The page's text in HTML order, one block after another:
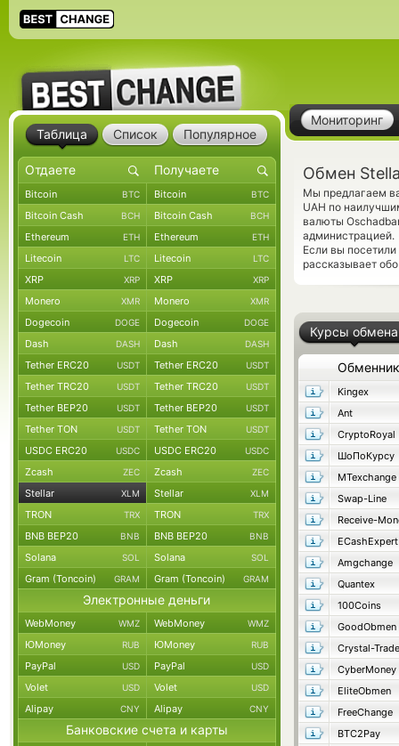
Мониторинг
Обмен
Мы предлагаем
UAH по
валюты
администрацией.
Если вы
рассказывает
Курсы обмена
Обменник
Kingex
Ant
CryptoRoyal
ШоПоКурсу
MTexchange
Swap-Line
Receive-
ECashExpert
Amgchange
Quantex
100Coins
GoodObmen
Crystal-Trade
CyberMoney
EliteObmen
FreeChange
BTC2Pay
Таблица Список Популярное
Bitcoin BTC Bitcoin BTC
Bitcoin Cash BCH Bitcoin Cash BCH
Ethereum ETH Ethereum ETH
Litecoin LTC Litecoin LTC
XRP XRP XRP XRP
Monero XMR Monero XMR
Dogecoin DOGE Dogecoin DOGE
Dash DASH Dash DASH
Tether ERC20 USDT Tether ERC20 USDT
Tether TRC20 USDT Tether TRC20 USDT
Tether BEP20 USDT Tether BEP20 USDT
Tether TON USDT Tether TON USDT
USDC ERC20 USDC USDC ERC20 USDC
Zcash ZEC Zcash ZEC
Stellar XLM Stellar XLM
TRON TRX TRON TRX
BNB BEP20 BNB BNB BEP20 BNB
Solana SOL Solana SOL
Gram (Toncoin) GRAM Gram (Toncoin) GRAM
Электронные деньги
WebMoney WMZ WebMoney WMZ
ЮMoney RUB ЮMoney RUB
PayPal USD PayPal USD
Volet USD Volet USD
Alipay CNY Alipay CNY
Банковские счета и карты